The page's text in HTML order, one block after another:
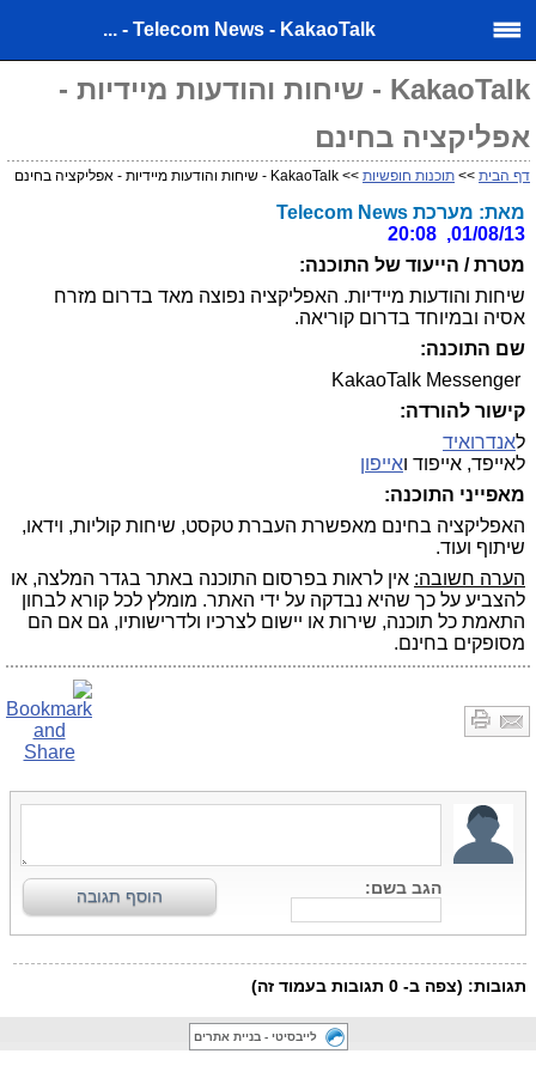
Telecom News - KakaoTalk - ...
KakaoTalk - שיחות והודעות מיידיות -
אפליקציה בחינם
דף הבית >> תוכנות חופשיות >> KakaoTalk - שיחות והודעות מיידיות - אפליקציה בחינם
מאת: מערכת Telecom News
01/08/13, 20:08
מטרת / הייעוד של התוכנה:
שיחות והודעות מיידיות. האפליקציה נפוצה מאד בדרום מזרח
אסיה ובמיוחד בדרום קוריאה.
שם התוכנה:
קישור להורדה:
לאנדרואיד
לאייפד, אייפוד ואייפון
מאפייני התוכנה:
האפליקציה בחינם מאפשרת העברת טקסט, שיחות קוליות, וידאו,
שיתוף ועוד.
הערה חשובה: אין לראות בפרסום התוכנה באתר בגדר המלצה, או
להצביע על כך שהיא נבדקה על ידי האתר. מומלץ לכל קורא לבחון
התאמת כל תוכנה, שירות או יישום לצרכיו ולדרישותיו, גם אם הם
מסופקים בחינם.
לייבסיטי - בניית אתרים